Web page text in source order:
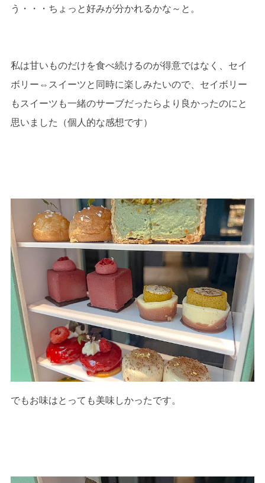
う・・・ちょっと好みが分かれるかな～と。
私は甘いものだけを食べ続けるのが得意ではなく、セイ
ボリー⇔スイーツと同時に楽しみたいので、セイボリー
もスイーツも一緒のサーブだったらより良かったのにと
思いました（個人的な感想です）
でもお味はとっても美味しかったです。